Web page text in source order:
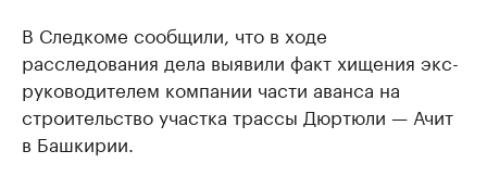
В Следкоме сообщили, что в ходе
расследования дела выявили факт хищения экс-
руководителем компании части аванса на
строительство участка трассы Дюртюли — Ачит
в Башкирии.